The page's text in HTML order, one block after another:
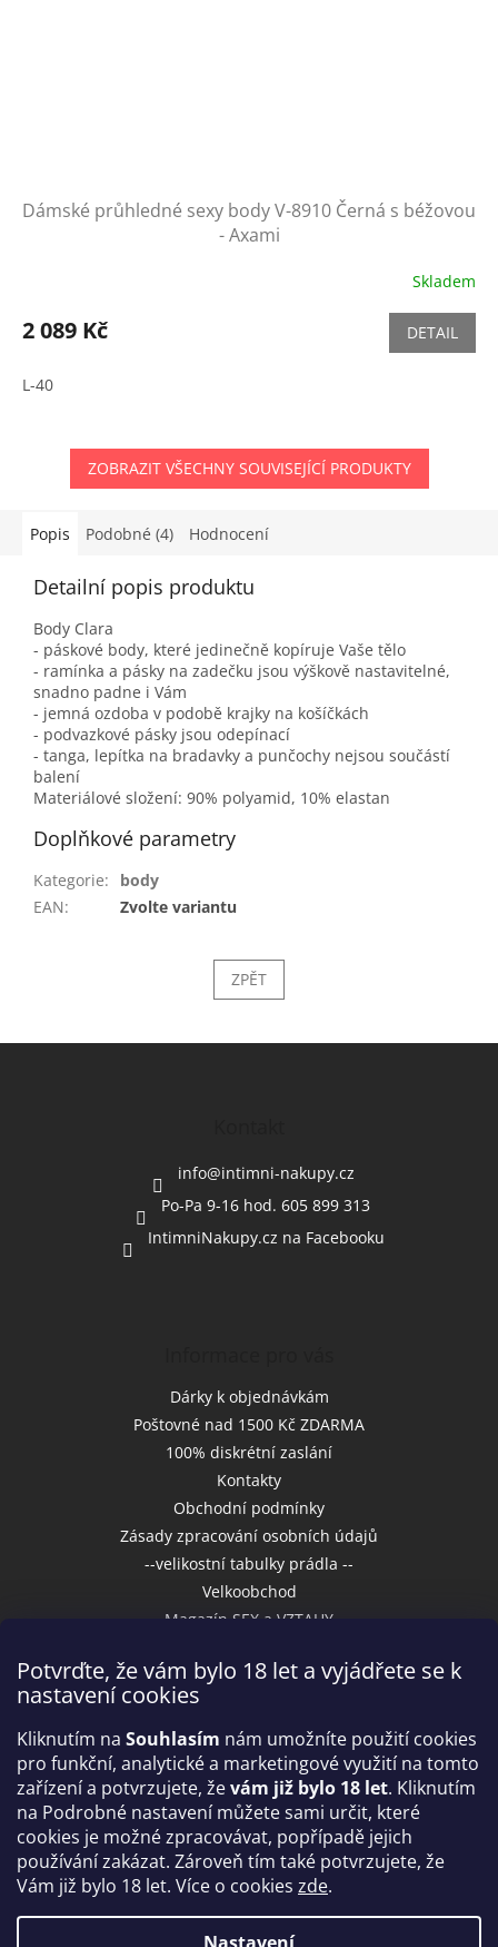
Potvrďte, že vám bylo 18 let a vyjádřete se k
nastavení cookies
Kliknutím na Souhlasím nám umožníte použití cookies
pro funkční, analytické a marketingové využití na tomto
zařízení a potvrzujete, ževám již bylo 18 let. Kliknutím
na Podrobné nastavení můžete sami určit, které
cookies je možné zpracovávat, popřípadě jejich
používání zakázat. Zároveň tím také potvrzujete, že
Vám již bylo 18 let. Více o cookies zde.
Dámské průhledné sexy body V-8910 Černá s béžovou
- Axami
Skladem
2 089 Kč DETAIL
L-40
ZOBRAZIT VŠECHNY SOUVISEJÍCÍ PRODUKTY
Popis Podobné (4) Hodnocení
Detailní popis produktu
Body Clara
- páskové body, které jedinečně kopíruje Vaše tělo
- ramínka a pásky na zadečku jsou výškově nastavitelné,
snadno padne i Vám
- jemná ozdoba v podobě krajky na košíčkách
- podvazkové pásky jsou odepínací
- tanga, lepítka na bradavky a punčochy nejsou součástí
balení
Materiálové složení: 90% polyamid, 10% elastan
Doplňkové parametry
Kategorie:
body
EAN: Zvolte variantu
ZPĚT
info@intimni-nakupy.cz
Po-Pa 9-16 hod. 605 899 313
IntimniNakupy.cz na Facebooku
Dárky k objednávkám
Poštovné nad 1500 Kč ZDARMA
100% diskrétní zaslání
Kontakty
Obchodní podmínky
Zásady zpracování osobních údajů
--velikostní tabulky prádla --
Velkoobchod
Magazín SEX a VZTAHY
Přijímáme online platby